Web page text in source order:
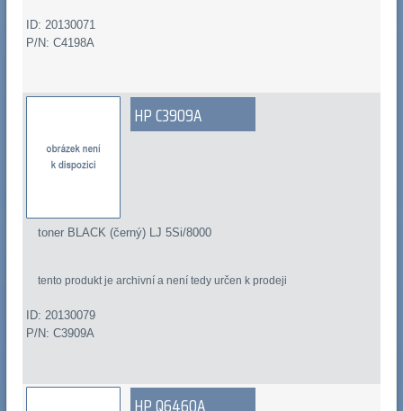
ID: 20130071
P/N: C4198A
HP C3909A
toner BLACK (černý) LJ 5Si/8000
tento produkt je archivní a není tedy určen k prodeji
ID: 20130079
P/N: C3909A
HP Q6460A